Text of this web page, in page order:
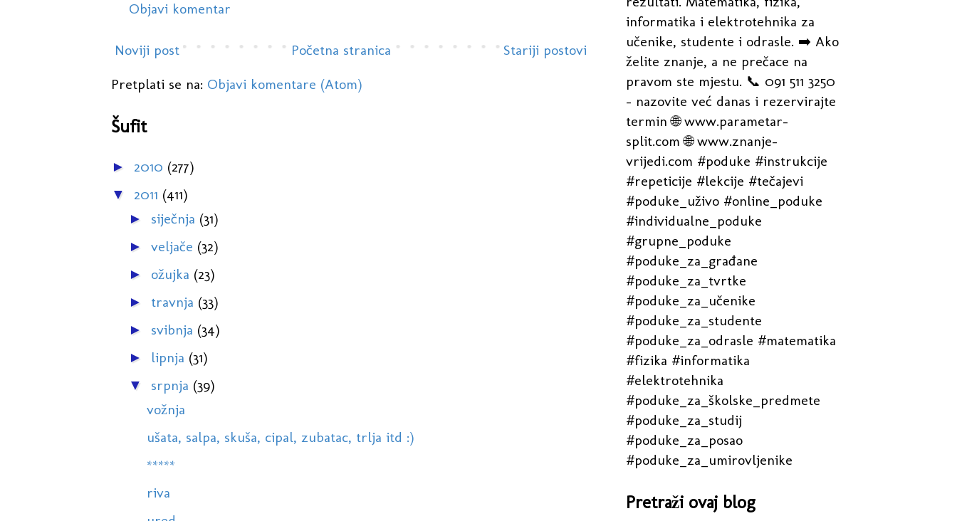
Objavi komentar
Noviji post Stariji postovi
Početna stranica
Pretplati se na: Objavi komentare (Atom)
Šufit
► 2010 (277)
▼ 2011 (411)
► siječnja (31)
► veljače (32)
► ožujka (23)
► travnja (33)
► svibnja (34)
► lipnja (31)
▼ srpnja (39)
vožnja
ušata, salpa, skuša, cipal, zubatac, trlja itd :)
*****
riva
informatika i elektrotehnika za
učenike, studente i odrasle. ➡️ Ako
želite znanje, a ne prečace na
pravom ste mjestu. 📞 091 511 3250
- nazovite već danas i rezervirajte
termin 🌐 www.parametar-
split.com 🌐 www.znanje-
vrijedi.com #poduke #instrukcije
#repeticije #lekcije #tečajevi
#poduke_uživo #online_poduke
#individualne_poduke
#grupne_poduke
#poduke_za_građane
#poduke_za_tvrtke
#poduke_za_učenike
#poduke_za_studente
#poduke_za_odrasle #matematika
#fizika #informatika
#elektrotehnika
#poduke_za_školske_predmete
#poduke_za_studij
#poduke_za_posao
#poduke_za_umirovljenike
Pretraži ovaj blog